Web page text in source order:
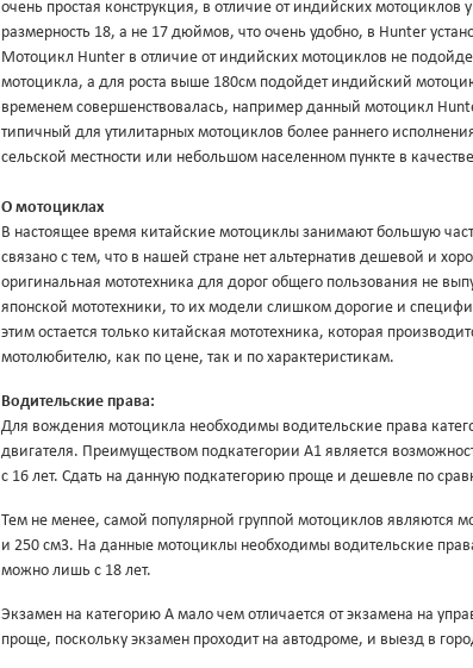
очень простая конструкция, в отличие от индийских
размерность 18, а не 17 дюймов, что очень удобно, в Hunter
Мотоцикл Hunter в отличие от индийских мотоциклов не
мотоцикла, а для роста выше 180см подойдет индийский
временем совершенствовалась, например данный мотоцикл
типичный для утилитарных мотоциклов более раннего
сельской местности или небольшом населенном пункте в
О мотоциклах
В настоящее время китайские мотоциклы занимают большую
связано с тем, что в нашей стране нет альтернатив дешевой и
оригинальная мототехника для дорог общего пользования не
японской мототехники, то их модели слишком дорогие и
этим остается только китайская мототехника, которая
мотолюбителю, как по цене, так и по характеристикам.
Водительские права:
Для вождения мотоцикла необходимы водительские права
двигателя. Преимуществом подкатегории A1 является
с 16 лет. Сдать на данную подкатегорию проще и дешевле по
Тем не менее, самой популярной группой мотоциклов являются
и 250 см3. На данные мотоциклы необходимы водительские
можно лишь с 18 лет.
Экзамен на категорию A мало чем отличается от экзамена на
проще, поскольку экзамен проходит на автодроме, и выезд в